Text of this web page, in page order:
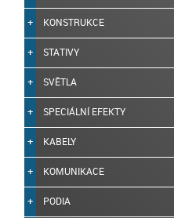
KONSTRUKCE
STATIVY
SVĚTLA
SPECIÁLNÍ EFEKTY
KABELY
KOMUNIKACE
PODIA